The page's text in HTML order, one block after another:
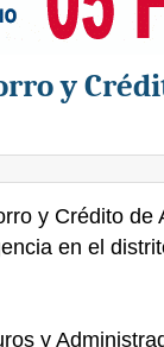
y
y Crédito de
en el
y